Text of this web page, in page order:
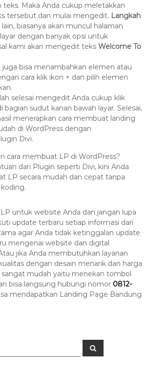
teks. Maka Anda cukup meletakkan
tersebut dan mulai mengedit. Langkah
biasanya akan muncul halaman
dengan banyak opsi untuk
kami akan mengedit teks Welcome To
bisa menambahkan elemen atau
cara klik ikon + dan pilih elemen
selesai mengedit Anda cukup klik
bagian sudut kanan bawah layar. Selesai,
menerapkan cara membuat landing
di WordPress dengan
Divi.
cara membuat LP di WordPress?
dari Plugin seperti Divi, kini Anda
LP secara mudah dan cepat tanpa
untuk website Anda dan jangan lupa
update terbaru setiap informasi dari
agar Anda tidak ketinggalan update
mengenai website dan digital
jika Anda membutuhkan layanan
dengan desain menarik dan harga
sangat mudah yaitu menekan tombol
bisa langsung hubungi nomor 0812-
mendapatkan Landing Page Bandung
S
e